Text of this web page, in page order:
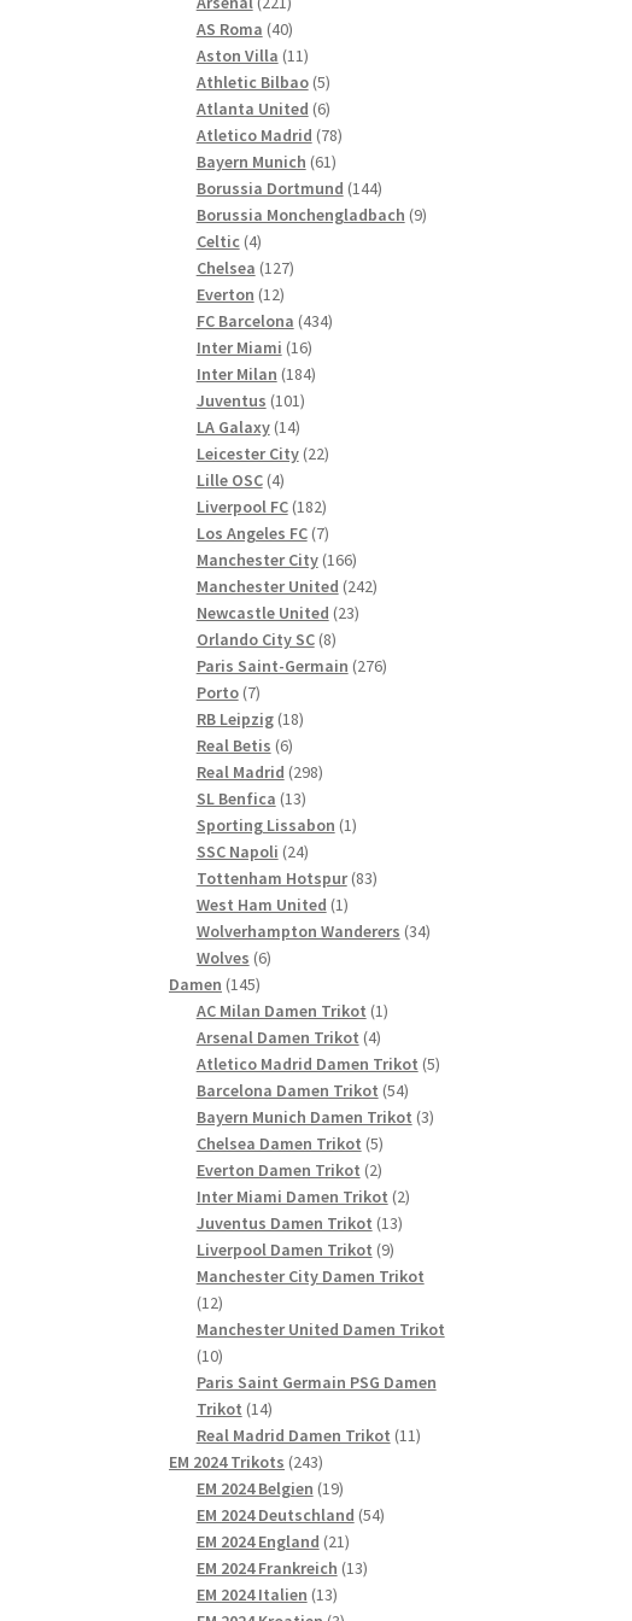
Produkte
AS Roma 4040
Produkte
Aston Villa 1111
Produkte
Athletic Bilbao 55
Produkte
Atlanta United 66
Produkte
Atletico Madrid 7878
Bayern Munich 6161
Produkte
Borussia Dortmund 144144
Produkte
Borussia Monchengladbach 99
Celtic 44
Produkte
Chelsea 127127
Everton 1212
Produkte
FC Barcelona 434434
Inter Miami 1616
Produkte
Inter Milan 184184
Juventus 101101
Produkte
LA Galaxy 1414
Produkte
Leicester City 2222
Lille OSC 44
Produkte
Liverpool FC 182182
Produkte
Los Angeles FC 77
Produkte
Manchester City 166166
Produkte
Manchester United 242242
Newcastle United 2323
Orlando City SC 88
Produkte
Paris Saint-Germain 276276
Porto 77
Produkte
RB Leipzig 1818
Real Betis 66
Produkte
Real Madrid 298298
SL Benfica 1313
Produkte
Sporting Lissabon 11
SSC Napoli 2424
Produkte
Tottenham Hotspur 8383
West Ham United 11
Produkt
Wolverhampton Wanderers 3434
Wolves 66
Damen 145145
Produkte
AC Milan Damen Trikot 11
Arsenal Damen Trikot 44
Produkte
Atletico Madrid Damen Trikot 55
Barcelona Damen Trikot 5454
Produkte
Bayern Munich Damen Trikot 33
Chelsea Damen Trikot 55
Produkte
Everton Damen Trikot 22
Produkte
Inter Miami Damen Trikot 22
Juventus Damen Trikot 1313
Liverpool Damen Trikot 99
Produkte
Manchester City Damen Trikot
1212
Produkte
Manchester United Damen Trikot
1010
Produkte
Paris Saint Germain PSG Damen
Trikot 1414
Produkte
Real Madrid Damen Trikot 1111
EM 2024 Trikots 243243
Produkte
EM 2024 Belgien 1919
Produkte
EM 2024 Deutschland 5454
EM 2024 England 2121
Produkte
EM 2024 Frankreich 1313
EM 2024 Italien 1313